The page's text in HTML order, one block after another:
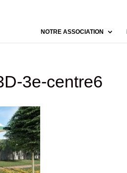
NOTRE ASSOCIATION
3e-centre6